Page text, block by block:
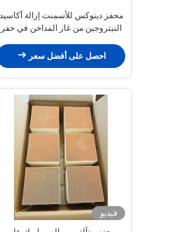
محفز دينوكس للأسمنت إزالة أكاسيد
النيتروجين من غاز المداخن في حفر
احصل على أفضل سعر
فيديو